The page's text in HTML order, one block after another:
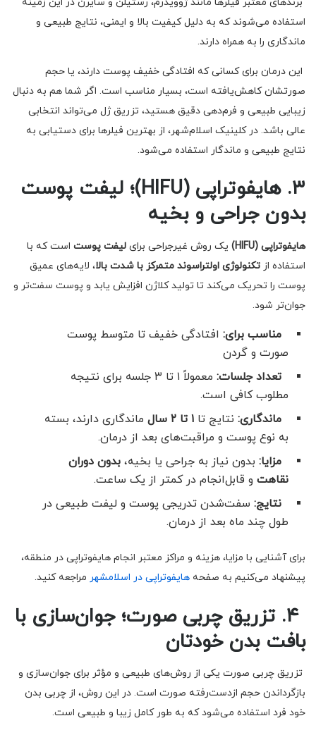
استفاده می‌شوند که به دلیل کیفیت بالا و ایمنی، نتایج طبیعی و
ماندگاری را به همراه دارند.
این درمان برای کسانی که افتادگی خفیف پوست دارند، یا حجم
صورتشان کاهش‌یافته است، بسیار مناسب است. اگر شما هم به دنبال
زیبایی طبیعی و فرم‌دهی دقیق هستید، تزریق ژل می‌تواند انتخابی
عالی باشد. در کلینیک اسلام‌شهر، از بهترین فیلرها برای دستیابی به
نتایج طبیعی و ماندگار استفاده می‌شود.
۳. هایفوتراپی (HIFU)؛ لیفت پوست
بدون جراحی و بخیه
هایفوتراپی (HIFU) یک روش غیرجراحی برای لیفت پوست است که با
استفاده از تکنولوژی اولتراسوند متمرکز با شدت بالا، لایه‌های عمیق
پوست را تحریک می‌کند تا تولید کلاژن افزایش یابد و پوست سفت‌تر و
جوان‌تر شود.
مناسب برای: افتادگی خفیف تا متوسط پوست
صورت و گردن
تعداد جلسات:
معمولاً ۱ تا ۳ جلسه برای نتیجه
مطلوب کافی است.
ماندگاری: نتایج تا ۱ تا ۲ سال
ماندگاری دارند، بسته
به نوع پوست و مراقبت‌های بعد از درمان.
مزایا: بدون نیاز به جراحی یا بخیه، بدون دوران
نقاهت و قابل‌انجام در کمتر از یک ساعت.
نتایج: سفت‌شدن تدریجی پوست و لیفت طبیعی در
طول چند ماه بعد از درمان.
برای آشنایی با مزایا، هزینه و مراکز معتبر انجام هایفوتراپی در منطقه،
پیشنهاد می‌کنیم به صفحه هایفوتراپی در اسلامشهر مراجعه کنید.
۴. تزریق چربی صورت؛ جوان‌سازی با
بافت بدن خودتان
تزریق چربی صورت یکی از روش‌های طبیعی و مؤثر برای جوان‌سازی و
بازگرداندن حجم ازدست‌رفته صورت است. در این روش، از چربی بدن
خود فرد استفاده می‌شود که به طور کامل زیبا و طبیعی است.